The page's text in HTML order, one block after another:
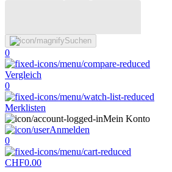
Suchen
0
Vergleich
0
Merklisten
Mein Konto
Anmelden
0
CHF0.00